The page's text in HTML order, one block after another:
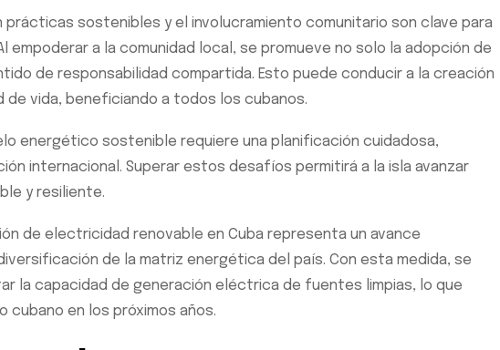
prácticas sostenibles y el involucramiento comunitario son clave para
a la comunidad local, se promueve no solo la adopción de
de responsabilidad compartida. Esto puede conducir a la creación
de vida, beneficiando a todos los cubanos.
energético sostenible requiere una planificación cuidadosa,
internacional. Superar estos desafíos permitirá a la isla avanzar
y resiliente.
de electricidad renovable en Cuba representa un avance
de la matriz energética del país. Con esta medida, se
la capacidad de generación eléctrica de fuentes limpias, lo que
en los próximos años.